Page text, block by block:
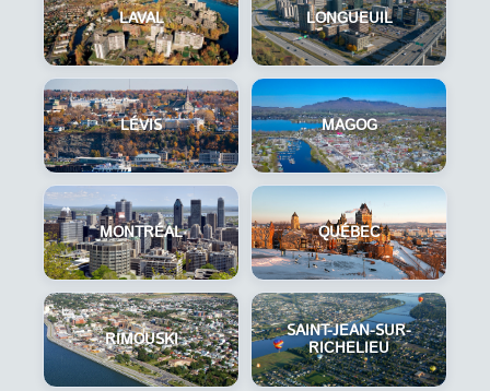
LAVAL LONGUEUIL
LÉVIS MAGOG
MONTRÉAL QUÉBEC
RIMOUSKI
SAINT-JEAN-SUR-
RICHELIEU